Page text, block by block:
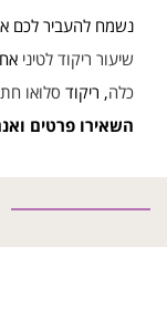
נשמח להעביר לכם
שיעור ריקוד לטיני
כלה, ריקוד סלואו
השאירו פרטים